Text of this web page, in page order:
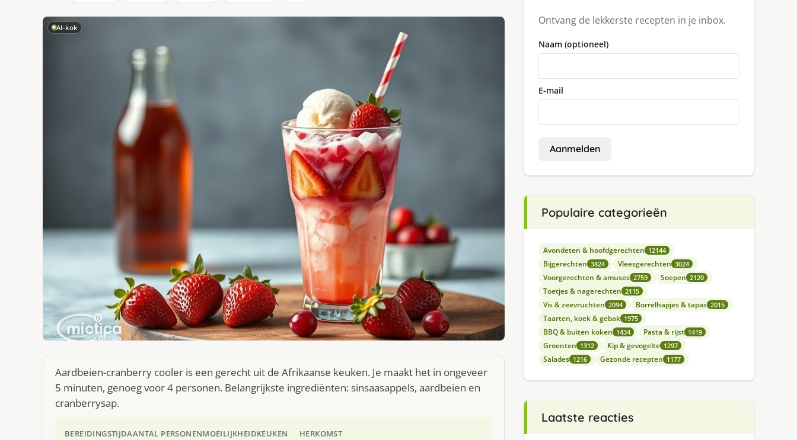
AI-kok
Aardbeien-cranberry cooler is een gerecht uit de Afrikaanse keuken. Je maakt het in ongeveer
5 minuten, genoeg voor 4 personen. Belangrijkste ingrediënten: sinsaasappels, aardbeien en
cranberrysap.
BEREIDINGSTIJDAANTAL PERSONENMOEILIJKHEIDKEUKEN HERKOMST
Ontvang de lekkerste recepten in je inbox.
Naam (optioneel)
E-mail
Aanmelden
Populaire categorieën
Avondeten & hoofdgerechten 12144
Bijgerechten 3824 Vleesgerechten 3024
Voorgerechten & amuses 2759 Soepen 2120
Toetjes & nagerechten 2115
Vis & zeevruchten 2094 Borrelhapjes & tapas 2015
Taarten, koek & gebak 1975
BBQ & buiten koken 1434 Pasta & rijst 1419
Groenten 1312 Kip & gevogelte 1297
Salades 1216 Gezonde recepten 1177
Laatste reacties